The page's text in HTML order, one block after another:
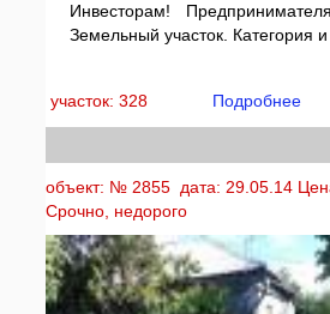
Инвесторам!
Земельный участок. Категория и
участок: 328 Подробнее
объект: № 2855 дата: 29.05.14
Срочно, недорого